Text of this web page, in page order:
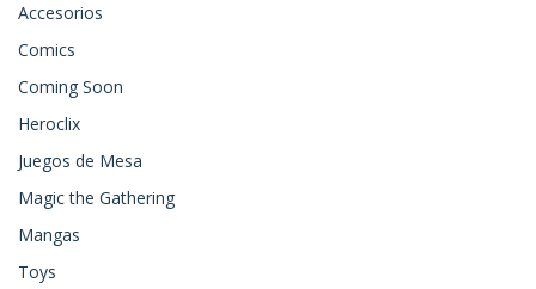
Accesorios
Comics
Coming Soon
Heroclix
Juegos de Mesa
Magic the Gathering
Mangas
Toys